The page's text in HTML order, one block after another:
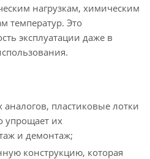
нагрузкам, химическим
температур. Это
эксплуатации даже в
пластиковые лотки
упрощает их
и демонтаж;
конструкцию, которая